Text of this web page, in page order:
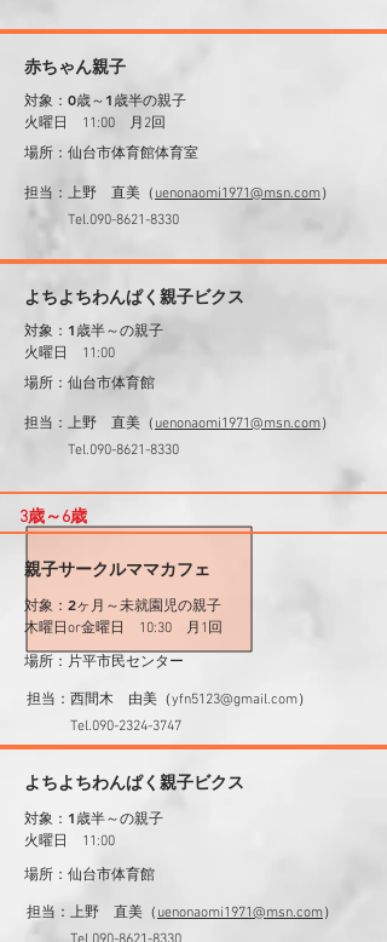
赤ちゃん親子
対象：0歳～1歳半の親子
火曜日 11:00 ​ 月2回
場所：仙台市体育館体育室
​担当：上野 直美（ uenonaomi1971@msn.com）
​ Tel.090-8621-8330
よちよちわんぱく親子ビクス
対象：1歳半～の親子
火曜日 11:00
場所：仙台市体育館
​担当：上野 直美（ uenonaomi1971@msn.com）
​ Tel.090-8621-8330
3歳～6歳
親子サークルママカフェ
対象：2ヶ月～未就園児の親子
木曜日or金曜日 10:30 ​ 月1回
場所：片平市民センター
​担当：西間木 由美（yfn5123@gmail.com）
​ Tel.090-2324-3747
よちよちわんぱく親子ビクス
対象：1歳半～の親子
火曜日 11:00
場所：仙台市体育館
担当：上野 直美（ uenonaomi1971@msn.com）